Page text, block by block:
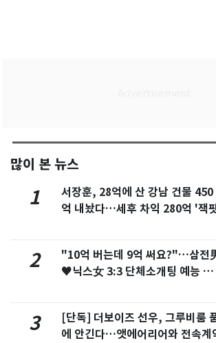
많이 본 뉴스
1
서장훈, 28억에 산 강남 건물 450
억 내놨다…세후 차익 280억 '잭
2
"10억 버는데 9억 써요?"…삼전
♥닉스女 3:3 단체소개팅 예능 화
3
[단독] 더보이즈 선우, 그루비룸
에 안긴다…앳에어리어와 전속계